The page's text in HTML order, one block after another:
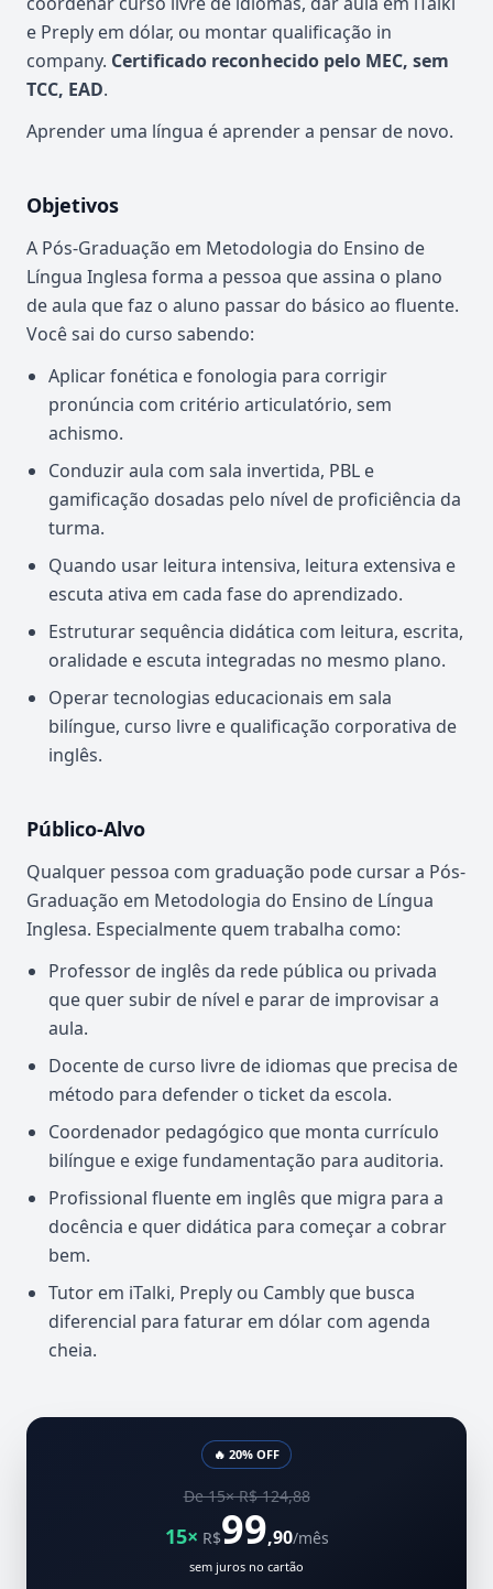
e Preply em dólar, ou montar qualificação in
company. Certificado reconhecido pelo MEC, sem
TCC, EAD.
Aprender uma língua é aprender a pensar de novo.
Objetivos
A Pós-Graduação em Metodologia do Ensino de
Língua Inglesa forma a pessoa que assina o plano
de aula que faz o aluno passar do básico ao fluente.
Você sai do curso sabendo:
Aplicar fonética e fonologia para corrigir
pronúncia com critério articulatório, sem
achismo.
Conduzir aula com sala invertida, PBL e
gamificação dosadas pelo nível de proficiência da
turma.
Quando usar leitura intensiva, leitura extensiva e
escuta ativa em cada fase do aprendizado.
Estruturar sequência didática com leitura, escrita,
oralidade e escuta integradas no mesmo plano.
Operar tecnologias educacionais em sala
bilíngue, curso livre e qualificação corporativa de
inglês.
Público-Alvo
Qualquer pessoa com graduação pode cursar a Pós-
Graduação em Metodologia do Ensino de Língua
Inglesa. Especialmente quem trabalha como:
Professor de inglês da rede pública ou privada
que quer subir de nível e parar de improvisar a
aula.
Docente de curso livre de idiomas que precisa de
método para defender o ticket da escola.
Coordenador pedagógico que monta currículo
bilíngue e exige fundamentação para auditoria.
Profissional fluente em inglês que migra para a
docência e quer didática para começar a cobrar
bem.
Tutor em iTalki, Preply ou Cambly que busca
diferencial para faturar em dólar com agenda
cheia.
🔥 20% OFF
De 15× R$ 124,88
15× R$99,90/mês
sem juros no cartão